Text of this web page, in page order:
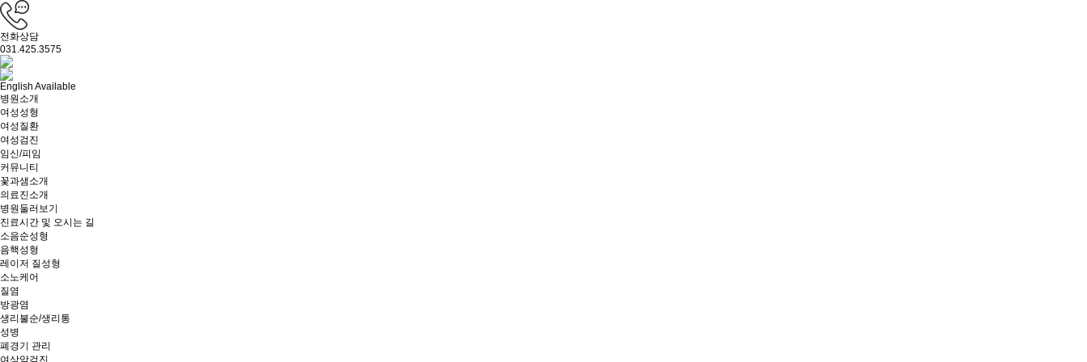
전화상담
031.425.3575
English Available
병원소개
여성성형
여성질환
여성검진
임신/피임
커뮤니티
꽃과샘소개
의료진소개
병원둘러보기
진료시간 및 오시는 길
소음순성형
음핵성형
레이저 질성형
소노케어
질염
방광염
생리불순/생리통
성병
폐경기 관리
여상암검진